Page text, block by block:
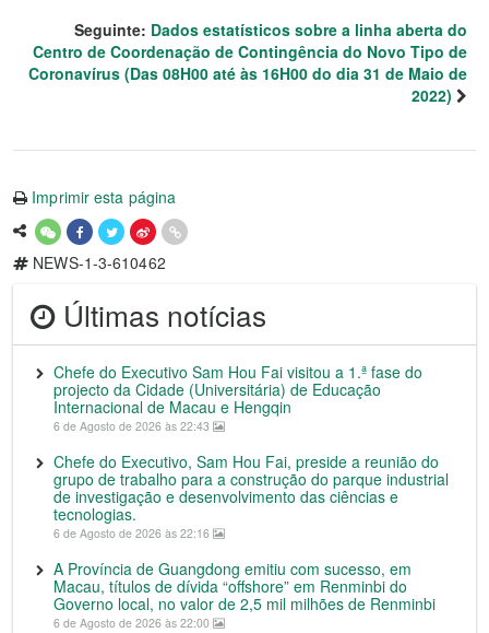
Seguinte: Dados estatísticos sobre a linha aberta do
Centro de Coordenação de Contingência do Novo Tipo de
Coronavírus (Das 08H00 até às 16H00 do dia 31 de Maio de
2022)
Imprimir esta página
NEWS-1-3-610462
Últimas notícias
Chefe do Executivo Sam Hou Fai visitou a 1.ª fase do
projecto da Cidade (Universitária) de Educação
Internacional de Macau e Hengqin
6 de Agosto de 2026 às 22:43
Chefe do Executivo, Sam Hou Fai, preside a reunião do
grupo de trabalho para a construção do parque industrial
de investigação e desenvolvimento das ciências e
tecnologias.
6 de Agosto de 2026 às 22:16
A Província de Guangdong emitiu com sucesso, em
Macau, títulos de dívida “offshore” em Renminbi do
Governo local, no valor de 2,5 mil milhões de Renminbi
6 de Agosto de 2026 às 22:00